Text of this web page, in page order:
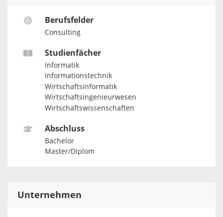
Berufsfelder
Consulting
Studienfächer
Informatik
Informationstechnik
Wirtschaftsinformatik
Wirtschaftsingenieurwesen
Wirtschaftswissenschaften
Abschluss
Bachelor
Master/Diplom
Unternehmen